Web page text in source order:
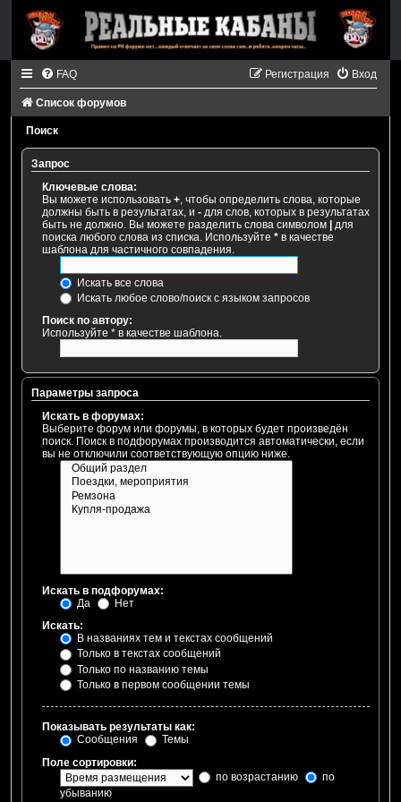
FAQ Вход
Регистрация
Список форумов
Поиск
Запрос
Ключевые слова:
Вы можете использовать + , чтобы определить слова, которые
должны быть в результатах, и - для слов, которых в результатах
быть не должно. Вы можете разделить слова символом | для
поиска любого слова из списка. Используйте * в качестве
шаблона для частичного совпадения.
Искать все слова
Искать любое слово/поиск с языком запросов
Поиск по автору:
Используйте * в качестве шаблона.
Параметры запроса
Искать в форумах:
Выберите форум или форумы, в которых будет произведён
поиск. Поиск в подфорумах производится автоматически, если
вы не отключили соответствующую опцию ниже.
Искать в подфорумах:
Да
Нет
Искать:
В названиях тем и текстах сообщений
Только в текстах сообщений
Только по названию темы
Только в первом сообщении темы
Показывать результаты как:
Сообщения
Темы
Поле сортировки:
по возрастанию
по
убыванию